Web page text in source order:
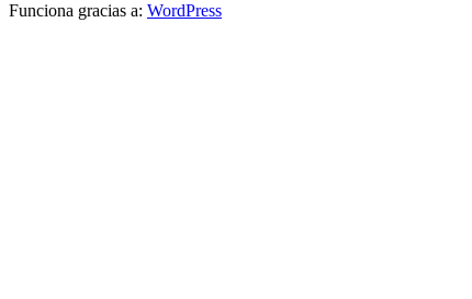
Funciona gracias a: WordPress